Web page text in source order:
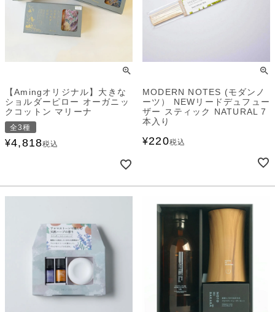
【Amingオリジナル】大きな
ショルダーピロー オーガニッ
クコットン マリーナ
全3種
¥4,818税込
MODERN NOTES (モダンノ
ーツ） NEWリードデュフュー
ザー スティック NATURAL 7
本入り
¥220税込